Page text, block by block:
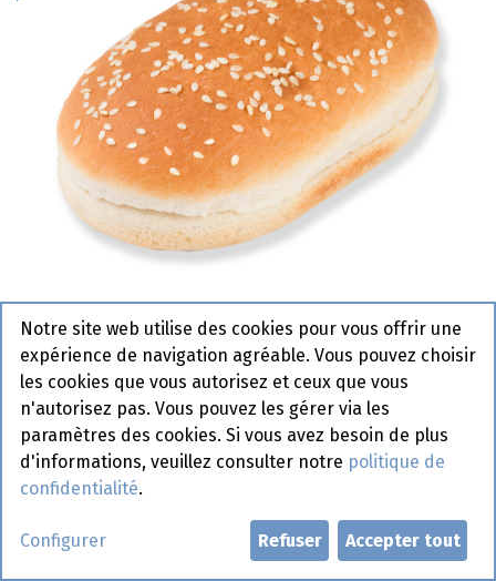
5385 Pain Hamburger Sésame
Ovale Pastridor 48 x 67 gr
Fin de vie
Demander un compte
Notre site web utilise des cookies pour vous offrir une
expérience de navigation agréable. Vous pouvez choisir
les cookies que vous autorisez et ceux que vous
n'autorisez pas. Vous pouvez les gérer via les
paramètres des cookies. Si vous avez besoin de plus
d'informations, veuillez consulter notre politique de
confidentialité.
Configurer Refuser Accepter tout